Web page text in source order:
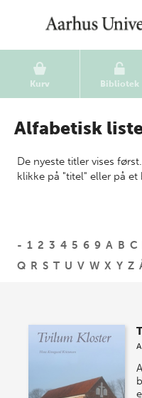
Kurv Bibliotek
Alfabetisk
De nyeste titler vises
klikke på "titel" eller på et
- 1 2 3 4 5 6 9 A B C
Q R S T U V W X Y Z